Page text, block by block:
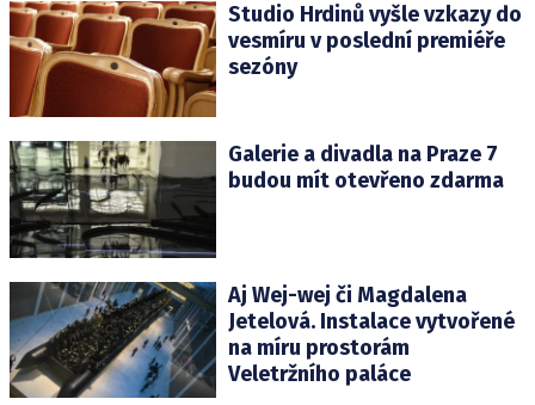
Studio Hrdinů vyšle vzkazy do
vesmíru v poslední premiéře
sezóny
Galerie a divadla na Praze 7
budou mít otevřeno zdarma
Aj Wej-wej či Magdalena
Jetelová. Instalace vytvořené
na míru prostorám
Veletržního paláce